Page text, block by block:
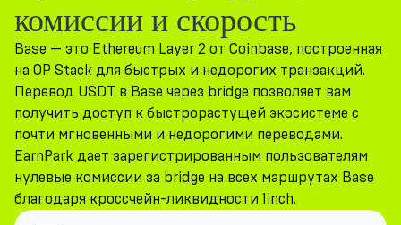
комиссии и скорость
Base — это Ethereum Layer 2 от Coinbase, построенная
на OP Stack для быстрых и недорогих транзакций.
Перевод USDT в Base через bridge позволяет вам
получить доступ к быстрорастущей экосистеме с
почти мгновенными и недорогими переводами.
EarnPark дает зарегистрированным пользователям
нулевые комиссии за bridge на всех маршрутах Base
благодаря кроссчейн-ликвидности 1inch.